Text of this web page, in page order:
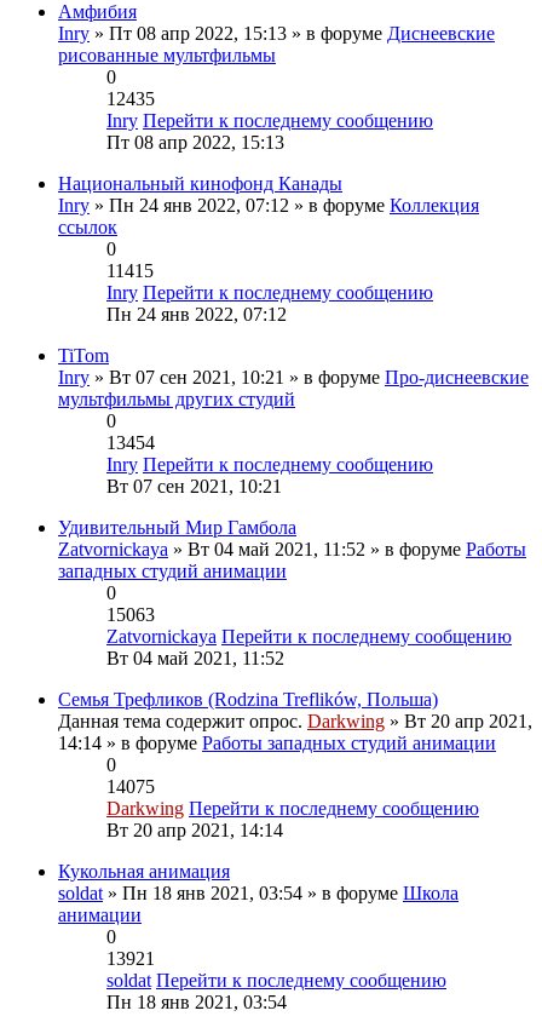
Амфибия
Inry » Пт 08 апр 2022, 15:13 » в форуме Диснеевские
рисованные мультфильмы
0
12435
Inry Перейти к последнему сообщению
Пт 08 апр 2022, 15:13
Национальный кинофонд Канады
Inry » Пн 24 янв 2022, 07:12 » в форуме Коллекция
ссылок
0
11415
Inry Перейти к последнему сообщению
Пн 24 янв 2022, 07:12
TiTom
Inry » Вт 07 сен 2021, 10:21 » в форуме Про-диснеевские
мультфильмы других студий
0
13454
Inry Перейти к последнему сообщению
Вт 07 сен 2021, 10:21
Удивительный Мир Гамбола
Zatvornickaya » Вт 04 май 2021, 11:52 » в форуме Работы
западных студий анимации
0
15063
Zatvornickaya Перейти к последнему сообщению
Вт 04 май 2021, 11:52
Семья Трефликов (Rodzina Treflików, Польша)
Данная тема содержит опрос. Darkwing » Вт 20 апр 2021,
14:14 » в форуме Работы западных студий анимации
0
14075
Darkwing Перейти к последнему сообщению
Вт 20 апр 2021, 14:14
Кукольная анимация
soldat » Пн 18 янв 2021, 03:54 » в форуме Школа
анимации
0
13921
soldat Перейти к последнему сообщению
Пн 18 янв 2021, 03:54